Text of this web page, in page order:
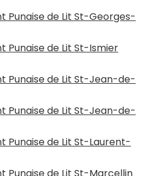
Punaise de Lit St-Georges-
Punaise de Lit St-Ismier
Punaise de Lit St-Jean-de-
Punaise de Lit St-Jean-de-
Punaise de Lit St-Laurent-
Punaise de Lit St-Marcellin